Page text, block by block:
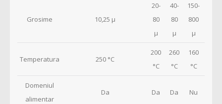
Grosime 10,25 µ
20-
80
µ
40-
80
µ
150-
800
µ
Temperatura 250 °C
200
°C
260
°C
160
°C
Domeniul
alimentar
Da Da Da Nu